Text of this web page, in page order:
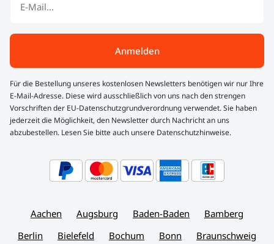
Anmelden
Für die Bestellung unseres kostenlosen Newsletters benötigen wir nur Ihre
E-Mail-Adresse. Diese wird ausschließlich von uns nach den strengen
Vorschriften der EU-Datenschutzgrundverordnung verwendet. Sie haben
jederzeit die Möglichkeit, den Newsletter durch Nachricht an uns
abzubestellen. Lesen Sie bitte auch unsere Datenschutzhinweise.
Aachen Augsburg Baden-Baden
Bamberg
Berlin
Bielefeld Bochum Bonn
Braunschweig